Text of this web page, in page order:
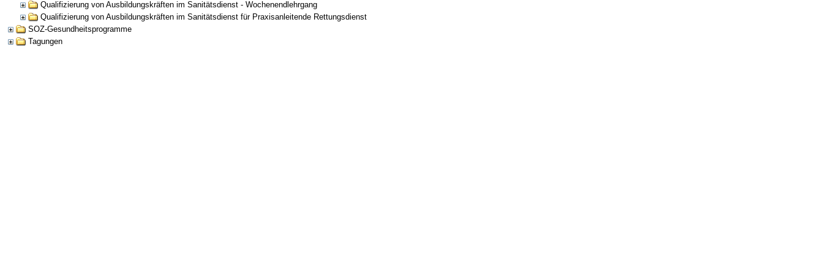
Qualifizierung von Ausbildungskräften im Sanitätsdienst - Wochenendlehrgang
Qualifizierung von Ausbildungskräften im Sanitätsdienst für Praxisanleitende Rettungsdienst
SOZ-Gesundheitsprogramme
Tagungen